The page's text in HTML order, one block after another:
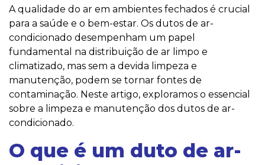
A qualidade do ar em ambientes fechados é crucial
para a saúde e o bem-estar. Os dutos de ar-
condicionado desempenham um papel
fundamental na distribuição de ar limpo e
climatizado, mas sem a devida limpeza e
manutenção, podem se tornar fontes de
contaminação. Neste artigo, exploramos o essencial
sobre a limpeza e manutenção dos dutos de ar-
condicionado.
O que é um duto de ar-